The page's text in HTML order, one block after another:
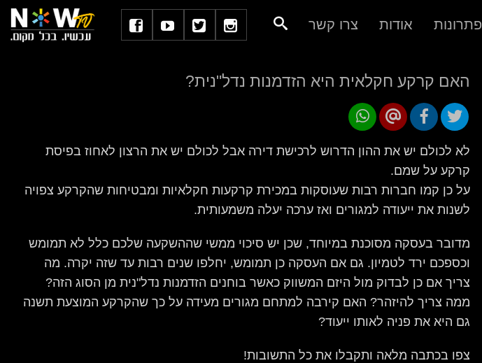
פתרונות אודות צרו קשר
האם קרקע חקלאית היא הזדמנות נדל"נית?
לא לכולם יש את ההון הדרוש לרכישת דירה אבל לכולם יש את הרצון לאחוז בפיסת
קרקע על שמם.
על כן קמו חברות רבות שעוסקות במכירת קרקעות חקלאיות ומבטיחות שהקרקע צפויה
לשנות את ייעודה למגורים ואז ערכה יעלה משמעותית.
מדובר בעסקה מסוכנת במיוחד, שכן יש סיכוי ממשי שההשקעה שלכם כלל לא תמומש
וכספכם ירד לטמיון. גם אם העסקה כן תמומש, יחלפו שנים רבות עד שזה יקרה. מה
צריך אם כן לבדוק מול היזם המשווק כאשר בוחנים הזדמנות נדל"נית מן הסוג הזה?
ממה צריך להיזהר? האם קירבה למתחם מגורים מעידה על כך שהקרקע המוצעת תשנה
גם היא את פניה לאותו ייעוד?
צפו בכתבה מלאה ותקבלו את כל התשובות!